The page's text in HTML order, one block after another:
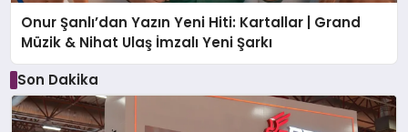
Onur Şanlı’dan Yazın Yeni Hiti: Kartallar | Grand
Müzik & Nihat Ulaş İmzalı Yeni Şarkı
Son Dakika